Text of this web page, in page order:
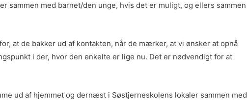
sammen med barnet/den unge, hvis det er muligt, og ellers sammen
at de bakker ud af kontakten, når de mærker, at vi ønsker at opnå
i der, hvor den enkelte er lige nu. Det er nødvendigt for at
ud af hjemmet og dernæst i Søstjerneskolens lokaler sammen med